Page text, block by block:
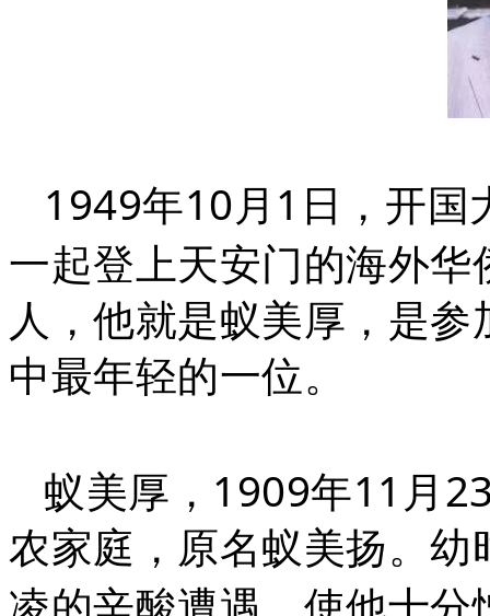
1949年10 月 1 日
，开
一起登上天安门的海外华
人，他就是蚁美厚，是
中最年轻的一位。
蚁美厚， 1909年11 月
农家庭，原名蚁美扬。